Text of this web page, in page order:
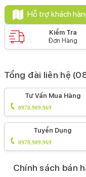
31 giờ
Loại pin:
Li-Ion
Hỗ trợ sạc
Công nghệ
Tiết kiệm
cápSạc
Bảo mật
Mở khoá
Tính năng
Âm thanh
Hỗ trợ khách
Kiểm Tra
Đơn Hàng
Tổng đài liên hệ
Tư Vấn Mua Hàng
0978.909.969
Tuyển Dụng
0978.909.969
Chính sách bán